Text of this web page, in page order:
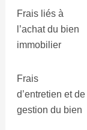
Frais liés à
l’achat du bien
immobilier
Frais
d’entretien et de
gestion du bien